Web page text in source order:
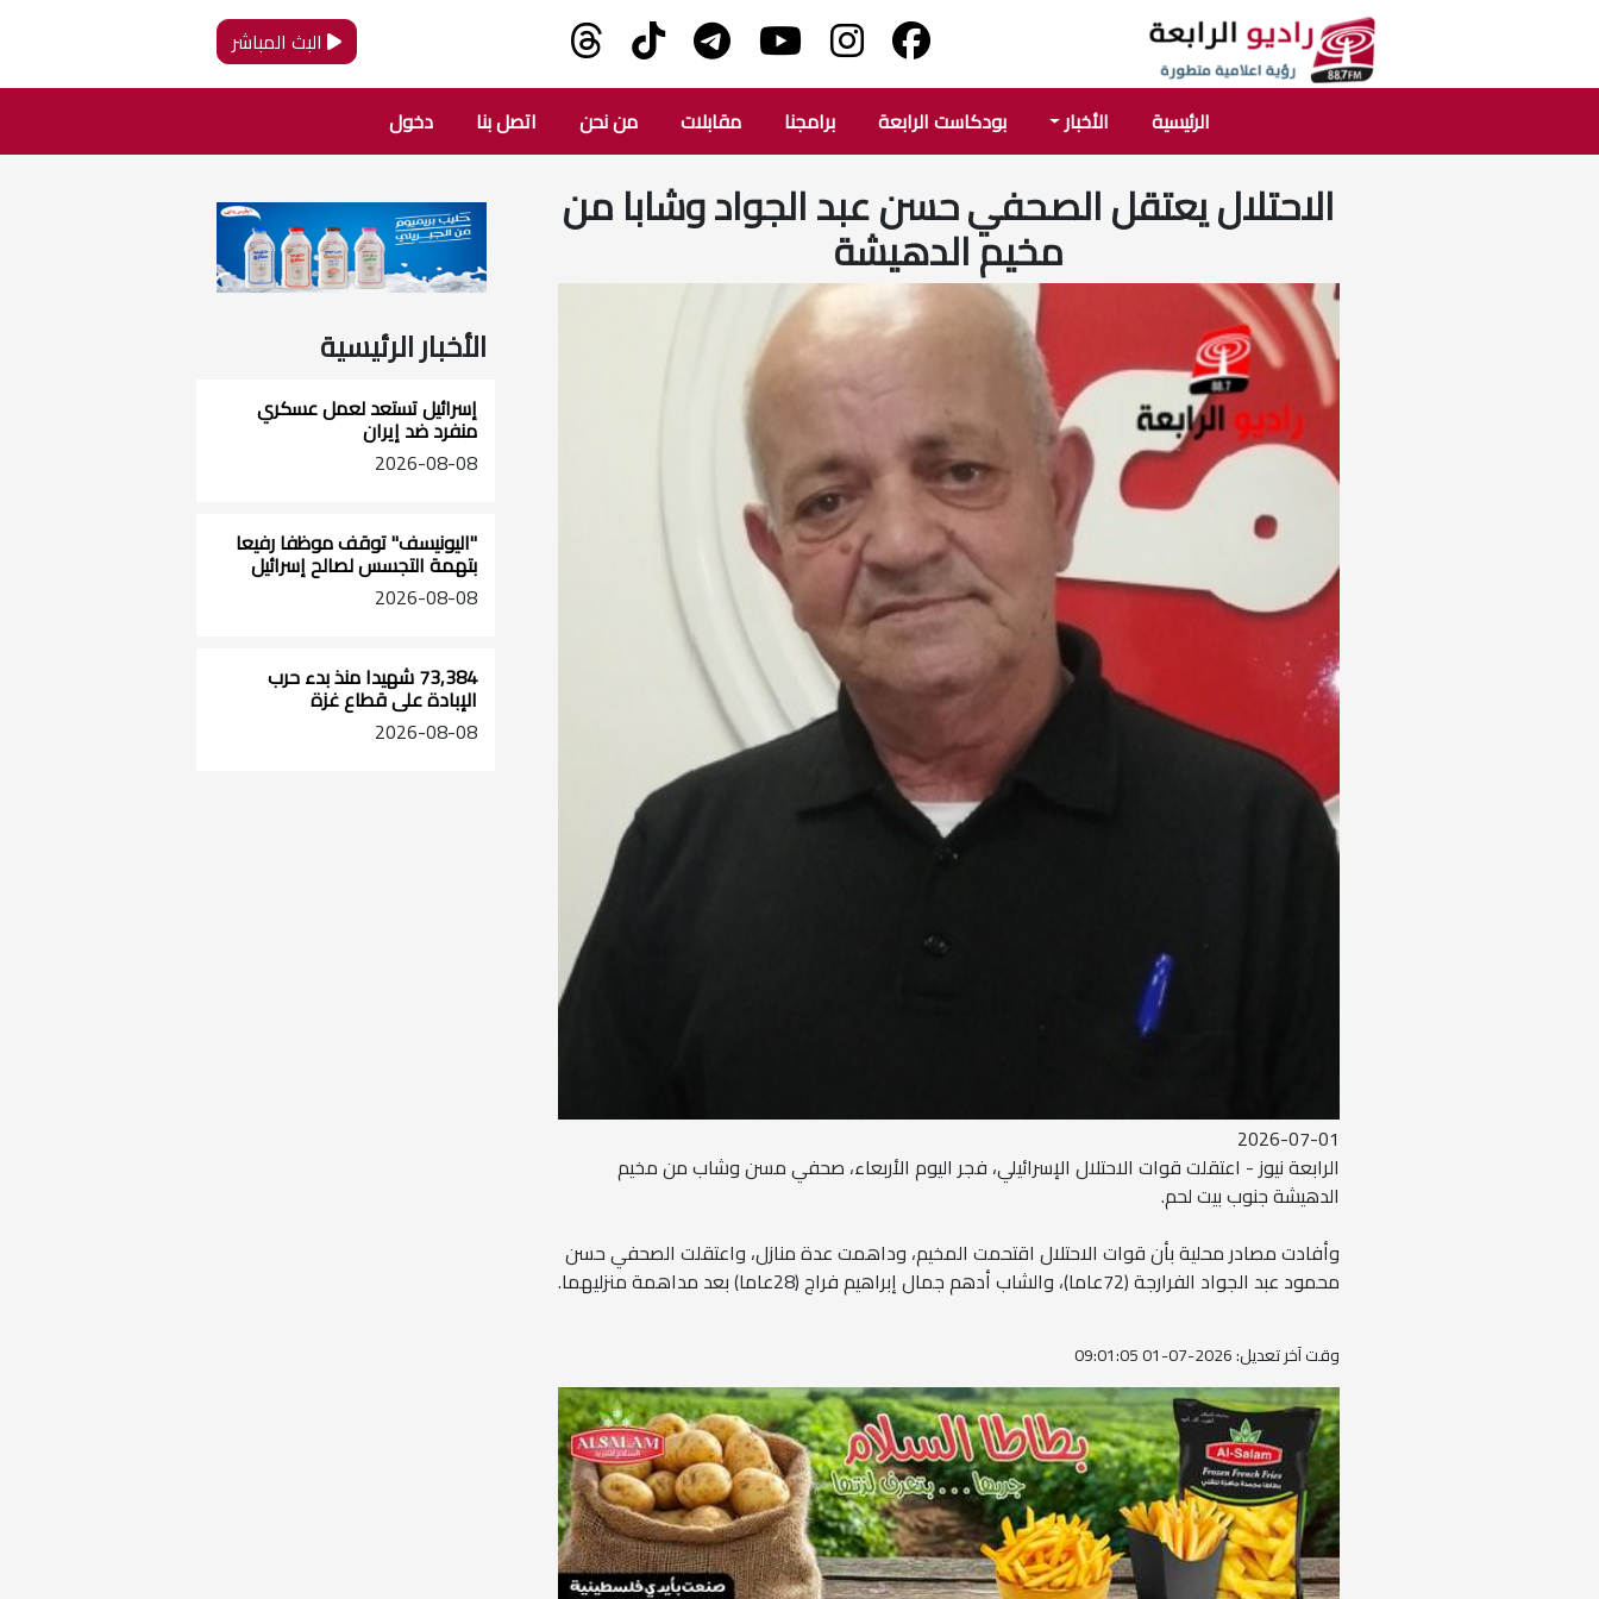
البث المباشر
الرئيسية الأخبار بودكاست الرابعة برامجنا مقابلات من نحن اتصل بنا دخول
الاحتلال يعتقل الصحفي حسن عبد الجواد وشابا من
مخيم الدهيشة
2026-07-01
الرابعة نيوز - اعتقلت قوات الاحتلال الإسرائيلي، فجر اليوم الأربعاء، صحفي مسن وشاب من مخيم
الدهيشة جنوب بيت لحم.
وأفادت مصادر محلية بأن قوات الاحتلال اقتحمت المخيم، وداهمت عدة منازل، واعتقلت الصحفي حسن
محمود عبد الجواد الفرارجة (72عاما)، والشاب أدهم جمال إبراهيم فراج (28عاما) بعد مداهمة منزليهما.
وقت آخر تعديل: 2026-07-01 09:01:05
الأخبار الرئيسية
إسرائيل تستعد لعمل عسكري
منفرد ضد إيران
2026-08-08
"اليونيسف" توقف موظفا رفيعا
بتهمة التجسس لصالح إسرائيل
2026-08-08
73,384 شهيدا منذ بدء حرب
الإبادة على قطاع غزة
2026-08-08